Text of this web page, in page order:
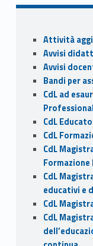
b
o
o
k
d
o
n
l
Sidebar
Attività
Avvisi
Avvisi
Bandi per
CdL ad
CdL
CdL
CdL
CdL
educativi e
CdL
CdL